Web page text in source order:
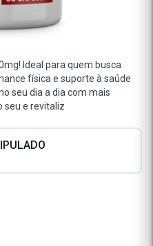
Ideal para quem busca
física e suporte à saúde
seu dia a dia com mais
seu e revitaliz